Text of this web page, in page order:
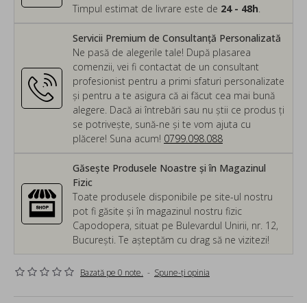
Servicii Premium de Consultanță Personalizată
Ne pasă de alegerile tale! După plasarea
comenzii, vei fi contactat de un consultant
profesionist pentru a primi sfaturi personalizate
și pentru a te asigura că ai făcut cea mai bună
alegere. Dacă ai întrebări sau nu știi ce produs ți
se potrivește, sună-ne și te vom ajuta cu
plăcere! Suna acum! 0799.098.088
Timpul estimat de livrare este de 24 - 48h
Găsește Produsele Noastre și în Magazinul
Fizic
Toate produsele disponibile pe site-ul nostru
pot fi găsite și în magazinul nostru fizic
Capodopera, situat pe Bulevardul Unirii, nr. 12,
București. Te așteptăm cu drag să ne vizitezi!
Bazată pe 0 note. - Spune-ţi opinia